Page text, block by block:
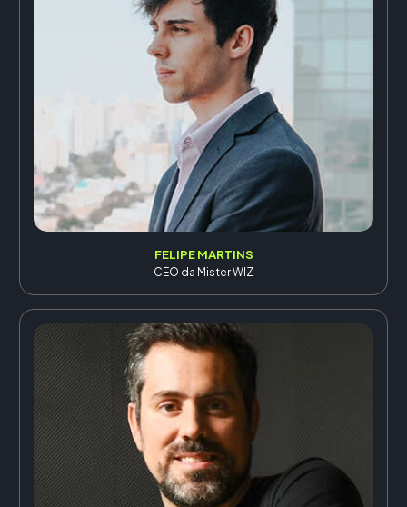
FELIPE MARTINS
CEO da Mister WIZ